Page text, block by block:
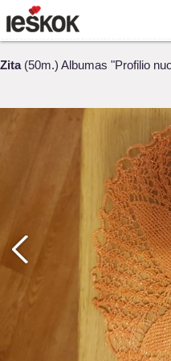
Zita(50m.) Albumas "Profilio